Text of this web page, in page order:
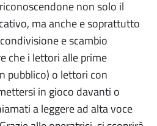
non solo il
ma anche e soprattutto
e scambio
che i lettori alle prime
pubblico) o lettori con
in gioco davanti o
a leggere ad alta voce